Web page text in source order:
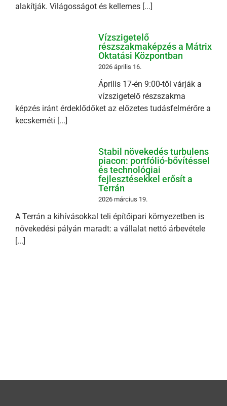
alakítják. Világosságot és kellemes [...]
Vízszigetelő
részszakmaképzés a Mátrix
Oktatási Központban
2026 április 16.
Április 17-én 9:00-től várják a
vízszigetelő részszakma
képzés iránt érdeklődőket az előzetes tudásfelmérőre a
kecskeméti [...]
Stabil növekedés turbulens
piacon: portfólió-bővítéssel
és technológiai
fejlesztésekkel erősít a
Terrán
2026 március 19.
A Terrán a kihívásokkal teli építőipari környezetben is
növekedési pályán maradt: a vállalat nettó árbevétele
[...]